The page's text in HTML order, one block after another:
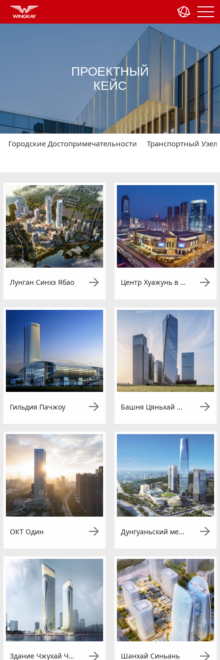
ПРОЕКТНЫЙ
КЕЙС
Городские Достопримечательности Транспортный Узел
Лунган Синхэ Ябао Центр Хуажунь в Наньнине
Гильдия Пачжоу Башня Цяньхай Шимао
ОКТ Один Дунгуаньский международный торговый центр
Здание Чжухай Чжунчжи Шанхай Синьань